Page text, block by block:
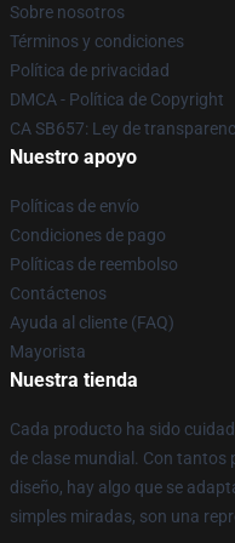
Sobre nosotros
Términos y condiciones
Política de privacidad
DMCA - Política de Copyright
CA SB657: Ley de
Nuestro apoyo
Políticas de envío
Condiciones de pago
Políticas de reembolso
Contáctenos
Ayuda al cliente (FAQ)
Mayorista
Nuestra tienda
Cada producto ha sido
de clase mundial. Con
diseño, hay algo que se
simples miradas, son una